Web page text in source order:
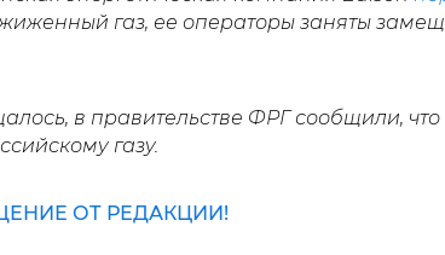
газ, ее операторы заняты
в правительстве ФРГ сообщили,
газу.
ОТ РЕДАКЦИИ!